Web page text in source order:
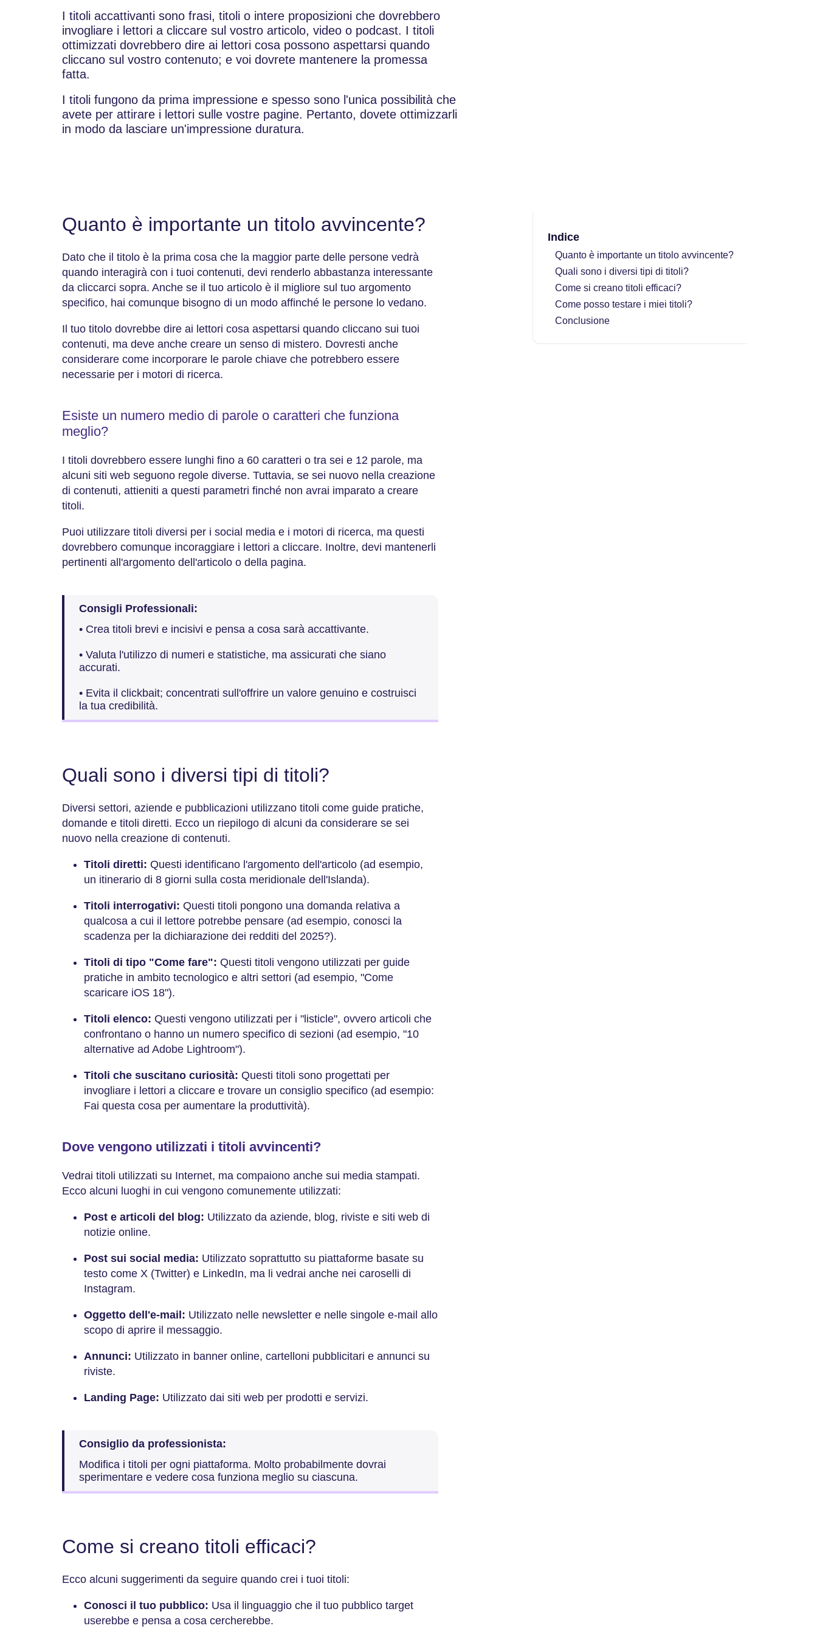
I titoli accattivanti sono frasi, titoli o intere proposizioni che dovrebbero
invogliare i lettori a cliccare sul vostro articolo, video o podcast. I titoli
ottimizzati dovrebbero dire ai lettori cosa possono aspettarsi quando
cliccano sul vostro contenuto; e voi dovrete mantenere la promessa
fatta.
I titoli fungono da prima impressione e spesso sono l'unica possibilità che
avete per attirare i lettori sulle vostre pagine. Pertanto, dovete ottimizzarli
in modo da lasciare un'impressione duratura.
Quanto è importante un titolo avvincente?
Dato che il titolo è la prima cosa che la maggior parte delle persone vedrà
quando interagirà con i tuoi contenuti, devi renderlo abbastanza interessante
da cliccarci sopra. Anche se il tuo articolo è il migliore sul tuo argomento
specifico, hai comunque bisogno di un modo affinché le persone lo vedano.
Il tuo titolo dovrebbe dire ai lettori cosa aspettarsi quando cliccano sui tuoi
contenuti, ma deve anche creare un senso di mistero. Dovresti anche
considerare come incorporare le parole chiave che potrebbero essere
necessarie per i motori di ricerca.
Esiste un numero medio di parole o caratteri che funziona
meglio?
I titoli dovrebbero essere lunghi fino a 60 caratteri o tra sei e 12 parole, ma
alcuni siti web seguono regole diverse. Tuttavia, se sei nuovo nella creazione
di contenuti, attieniti a questi parametri finché non avrai imparato a creare
titoli.
Puoi utilizzare titoli diversi per i social media e i motori di ricerca, ma questi
dovrebbero comunque incoraggiare i lettori a cliccare. Inoltre, devi mantenerli
pertinenti all'argomento dell'articolo o della pagina.
Consigli Professionali:
• Crea titoli brevi e incisivi e pensa a cosa sarà accattivante.
• Valuta l'utilizzo di numeri e statistiche, ma assicurati che siano
accurati.
• Evita il clickbait; concentrati sull'offrire un valore genuino e costruisci
la tua credibilità.
Quali sono i diversi tipi di titoli?
Diversi settori, aziende e pubblicazioni utilizzano titoli come guide pratiche,
domande e titoli diretti. Ecco un riepilogo di alcuni da considerare se sei
nuovo nella creazione di contenuti.
Titoli diretti: Questi identificano l'argomento dell'articolo (ad esempio,
un itinerario di 8 giorni sulla costa meridionale dell'Islanda).
Titoli interrogativi: Questi titoli pongono una domanda relativa a
qualcosa a cui il lettore potrebbe pensare (ad esempio, conosci la
scadenza per la dichiarazione dei redditi del 2025?).
Titoli di tipo "Come fare": Questi titoli vengono utilizzati per guide
pratiche in ambito tecnologico e altri settori (ad esempio, "Come
scaricare iOS 18").
Titoli elenco: Questi vengono utilizzati per i "listicle", ovvero articoli che
confrontano o hanno un numero specifico di sezioni (ad esempio, "10
alternative ad Adobe Lightroom").
Titoli che suscitano curiosità: Questi titoli sono progettati per
invogliare i lettori a cliccare e trovare un consiglio specifico (ad esempio:
Fai questa cosa per aumentare la produttività).
Dove vengono utilizzati i titoli avvincenti?
Vedrai titoli utilizzati su Internet, ma compaiono anche sui media stampati.
Ecco alcuni luoghi in cui vengono comunemente utilizzati:
Post e articoli del blog: Utilizzato da aziende, blog, riviste e siti web di
notizie online.
Post sui social media: Utilizzato soprattutto su piattaforme basate su
testo come X (Twitter) e LinkedIn, ma li vedrai anche nei caroselli di
Instagram.
Oggetto dell'e-mail: Utilizzato nelle newsletter e nelle singole e-mail allo
scopo di aprire il messaggio.
Annunci: Utilizzato in banner online, cartelloni pubblicitari e annunci su
riviste.
Landing Page: Utilizzato dai siti web per prodotti e servizi.
Consiglio da professionista:
Modifica i titoli per ogni piattaforma. Molto probabilmente dovrai
sperimentare e vedere cosa funziona meglio su ciascuna.
Come si creano titoli efficaci?
Ecco alcuni suggerimenti da seguire quando crei i tuoi titoli:
Conosci il tuo pubblico: Usa il linguaggio che il tuo pubblico target
userebbe e pensa a cosa cercherebbe.
Indice
Quanto è importante un titolo avvincente?
Quali sono i diversi tipi di titoli?
Come si creano titoli efficaci?
Come posso testare i miei titoli?
Conclusione